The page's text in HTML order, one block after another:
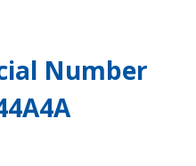
Number